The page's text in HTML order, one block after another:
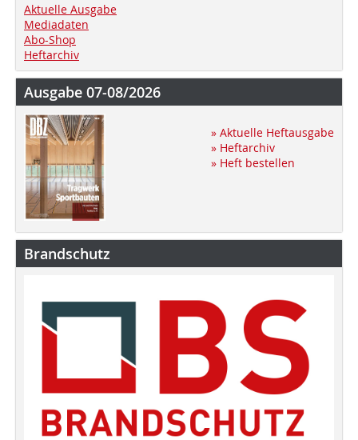
Aktuelle Ausgabe
Mediadaten
Abo-Shop
Heftarchiv
Ausgabe 07-08/2026
» Aktuelle Heftausgabe
» Heftarchiv
» Heft bestellen
Brandschutz